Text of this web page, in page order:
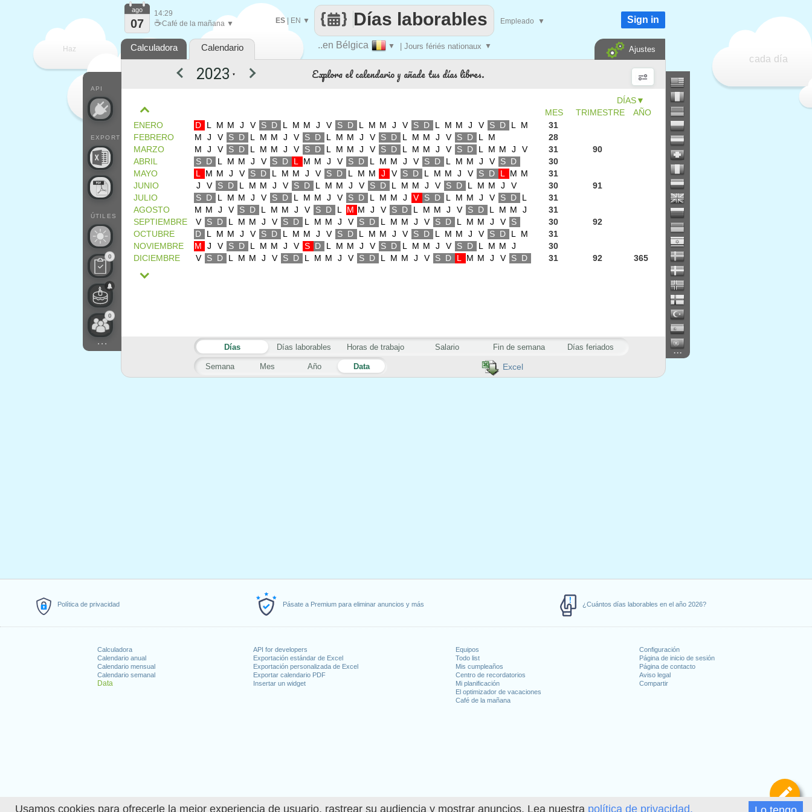
Usamos cookies para ofrecerle la mejor experiencia de usuario, rastrear su audiencia y mostrar anuncios. Lea nuestra política de privacidad.
Política de privacidad Pásate a Premium para eliminar anuncios y más ¿Cuántos días laborables en el año 2026?
Calculadora
Calendario anual
Calendario mensual
Calendario semanal
Data
API for developers
Exportación estándar de Excel
Exportación personalizada de Excel
Exportar calendario PDF
Insertar un widget
Equipos
Todo list
Mis cumpleaños
Centro de recordatorios
Mi planificación
El optimizador de vacaciones
Café de la mañana
Configuración
Página de inicio de sesión
Página de contacto
Aviso legal
Compartir
Haz
cada día
..en Bélgica ▼ | Jours fériés nationaux ▼
Días laborables
ES| EN ▼ Empleado ▼
API
EXPORT
ÚTILES
0
0
...
ago
07
14:29
☕Café de la mañana ▼ Sign in
Calculadora Calendario Ajustes
...
Excel
▼
MES
TRIMESTRE AÑO
▼ Explora el calendario y añade tus días libres.
ENERO D L M M J V S D L M M J V S D L M M J V S D L M M J V S D L M
31
FEBRERO
M J V S D L M M J V S D L M M J V S D L M M J V S D L M
28
MARZO
M J V S D L M M J V S D L M M J V S D L M M J V S D L M M J V 31
90
ABRIL
S D L M M J V S D L M M J V S D L M M J V S D L M M J V S D
30
MAYO
L M M J V S D L M M J V S D L M M J V S D L M M J V S D L M M
31
JUNIO
J V S D L M M J V S D L M M J V S D L M M J V S D L M M J V 30
91
JULIO
S D L M M J V S D L M M J V S D L M M J V S D L M M J V S D L
31
AGOSTO
M M J V S D L M M J V S D L M M J V S D L M M J V S D L M M J
31
SEPTIEMBRE
V S D L M M J V S D L M M J V S D L M M J V S D L M M J V S 30
92
OCTUBRE
D L M M J V S D L M M J V S D L M M J V S D L M M J V S D L M
31
NOVIEMBRE
M J V S D L M M J V S D L M M J V S D L M M J V S D L M M J
30
DICIEMBRE
V S D L M M J V S D L M M J V S D L M M J V S D L M M J V S D 31 92 365
Semana Mes Año Data
Días Días laborables Horas de trabajo Salario Fin de semana Días feriados